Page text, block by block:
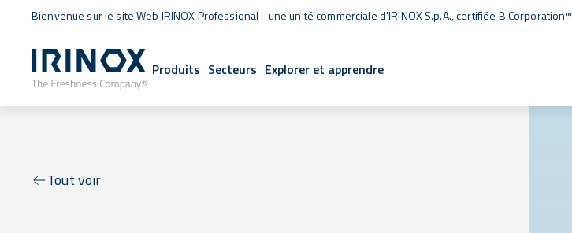
Bienvenue sur le site Web IRINOX Professional - une unité commerciale d'IRINOX S.p.A.,certifiée B Corporation™
Produits Secteurs Explorer et apprendre
Tout voir